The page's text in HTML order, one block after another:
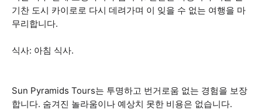
기찬 도시 카이로로 다시 데려가며 이 잊을 수 없는 여행을 마
무리합니다.
식사: 아침 식사.
Sun Pyramids Tours는 투명하고 번거로움 없는 경험을 보장
합니다. 숨겨진 놀라움이나 예상치 못한 비용은 없습니다.